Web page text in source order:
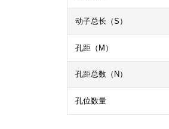
动子总长（S）
孔距（M）
孔距总数（N）
孔位数量